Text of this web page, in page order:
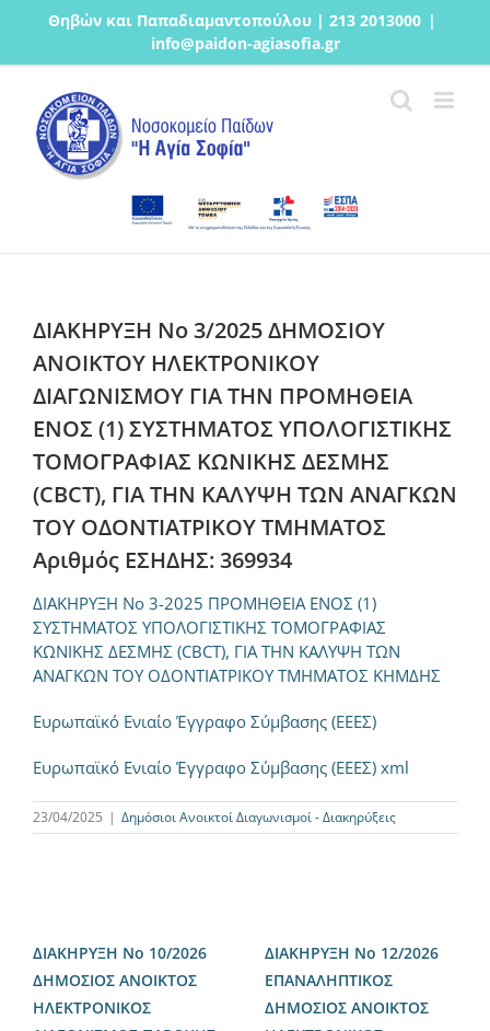
Μετάβαση
περιεχόμενο
Θηβών και Παπαδιαμαντοπούλου | 213 2013000 |
info@paidon-agiasofia.gr
ΔΙΑΚΗΡΥΞΗ Νο 3/2025 ΔΗΜΟΣΙΟΥ
ΑΝΟΙΚΤΟΥ ΗΛΕΚΤΡΟΝΙΚΟΥ
ΔΙΑΓΩΝΙΣΜΟΥ ΓΙΑ ΤΗΝ ΠΡΟΜΗΘΕΙΑ
ΕΝΟΣ (1) ΣΥΣΤΗΜΑΤΟΣ ΥΠΟΛΟΓΙΣΤΙΚΗΣ
ΤΟΜΟΓΡΑΦΙΑΣ ΚΩΝΙΚΗΣ ΔΕΣΜΗΣ
(CBCT), ΓΙΑ ΤΗΝ ΚΑΛΥΨΗ ΤΩΝ ΑΝΑΓΚΩΝ
ΤΟΥ ΟΔΟΝΤΙΑΤΡΙΚΟΥ ΤΜΗΜΑΤΟΣ
Αριθμός ΕΣΗΔΗΣ: 369934
ΔΙΑΚΗΡΥΞΗ No 3-2025 ΠΡΟΜΗΘΕΙΑ ΕΝΟΣ (1)
ΣΥΣΤΗΜΑΤΟΣ ΥΠΟΛΟΓΙΣΤΙΚΗΣ ΤΟΜΟΓΡΑΦΙΑΣ
ΚΩΝΙΚΗΣ ΔΕΣΜΗΣ (CBCT), ΓΙΑ ΤΗΝ ΚΑΛΥΨΗ ΤΩΝ
ΑΝΑΓΚΩΝ ΤΟΥ ΟΔΟΝΤΙΑΤΡΙΚΟΥ ΤΜΗΜΑΤΟΣ ΚΗΜΔΗΣ
Ευρωπαϊκό Ενιαίο Έγγραφο Σύμβασης (ΕΕΕΣ)
Ευρωπαϊκό Ενιαίο Έγγραφο Σύμβασης (ΕΕΕΣ) xml
23/04/2025 | Δημόσιοι Ανοικτοί Διαγωνισμοί - Διακηρύξεις
ΔΙΑΚΗΡΥΞΗ Νο 10/2026
ΔΗΜΟΣΙΟΣ ΑΝΟΙΚΤΟΣ
ΗΛΕΚΤΡΟΝΙΚΟΣ
ΔΙΑΚΗΡΥΞΗ Νο 12/2026
ΕΠΑΝΑΛΗΠΤΙΚΟΣ
ΔΗΜΟΣΙΟΣ ΑΝΟΙΚΤΟΣ